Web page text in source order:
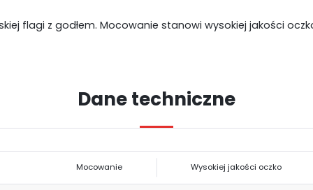
flagi z godłem. Mocowanie stanowi wysokiej jakości
Dane techniczne
Mocowanie Wysokiej jakości oczko
Szanujemy Twoją prywatność. Możesz zmienić ustawienia cookies lub
zaakceptować je wszystkie. W dowolnym momencie możesz dokonać zmiany
USTAWIENIA REGIONALNE